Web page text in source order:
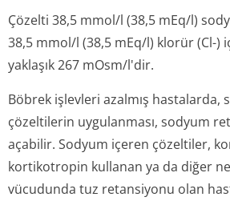
Çözelti 38,5 mmol/l (38,5 mEq/l)
38,5 mmol/l (38,5 mEq/l) klorür (Cl-)
yaklaşık 267 mOsm/l'dir.
Böbrek işlevleri azalmış hastalarda,
çözeltilerin uygulanması, sodyum
açabilir. Sodyum içeren çözeltiler,
kortikotropin kullanan ya da diğer
vücudunda tuz retansiyonu olan